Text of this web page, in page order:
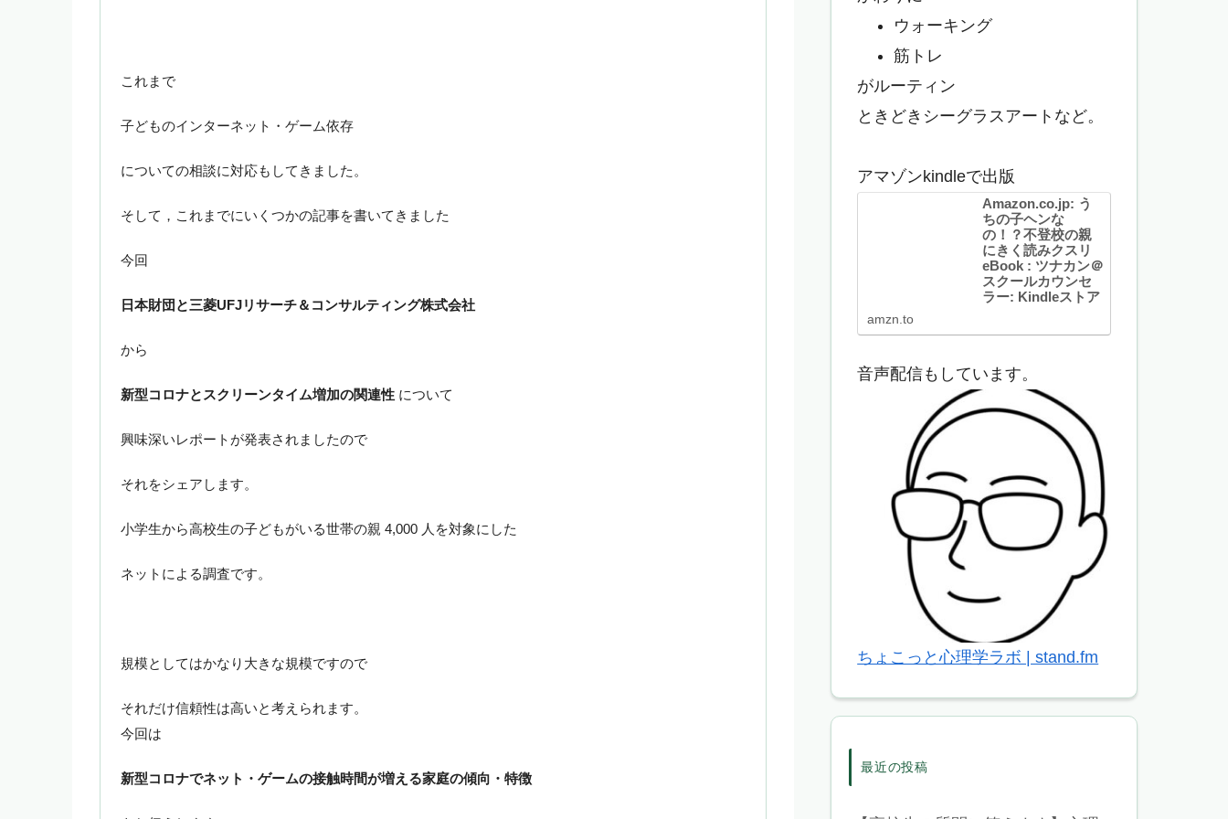
これまで
子どものインターネット・ゲーム依存
についての相談に対応もしてきました。
そして，これまでにいくつかの記事を書いてきました
今回
日本財団と三菱UFJリサーチ＆コンサルティング株式会社
から
新型コロナとスクリーンタイム増加の関連性 について
興味深いレポートが発表されましたので
それをシェアします。
小学生から高校生の子どもがいる世帯の親 4,000 人を対象にした
ネットによる調査です。
規模としてはかなり大きな規模ですので
それだけ信頼性は高いと考えられます。
今回は
新型コロナでネット・ゲームの接触時間が増える家庭の傾向・特徴
ウォーキング
筋トレ
がルーティン
ときどきシーグラスアートなど。
アマゾンkindleで出版
Amazon.co.jp: う
ちの子ヘンな
の！？不登校の親
にきく読みクスリ
eBook : ツナカン＠
スクールカウンセ
ラー: Kindleストア
にきく読みクスリ
Kindleストア
amzn.to
音声配信もしています。
ちょこっと心理学ラボ | stand.fm
最近の投稿